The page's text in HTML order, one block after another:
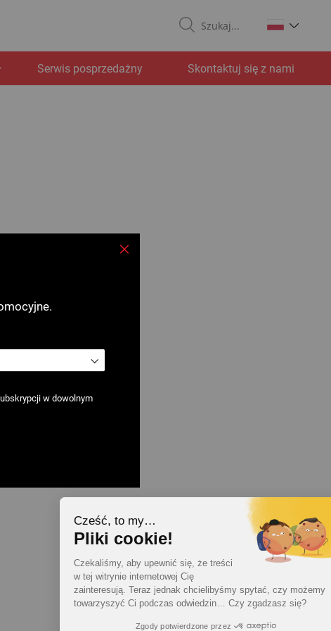
Serwis posprzedażny Skontaktuj się z nami
w dowolnym
Cześć, to my…
Pliki cookie!
Czekaliśmy, aby upewnić się, że treści
w tej witrynie internetowej Cię
zainteresują. Teraz jednak chcielibyśmy spytać, czy możemy
towarzyszyć Ci podczas odwiedzin… Czy zgadzasz się?
Zgody potwierdzone przez